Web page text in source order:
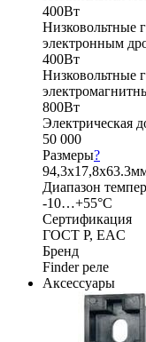
400Вт
Низковольтные
электронным
400Вт
Низковольтные
800Вт
Электрическая
50 000
Размеры?
Диапазон
-10…+55°C
Сертификация
ГОСТ Р, EAC
Бренд
Finder реле
Аксессуары